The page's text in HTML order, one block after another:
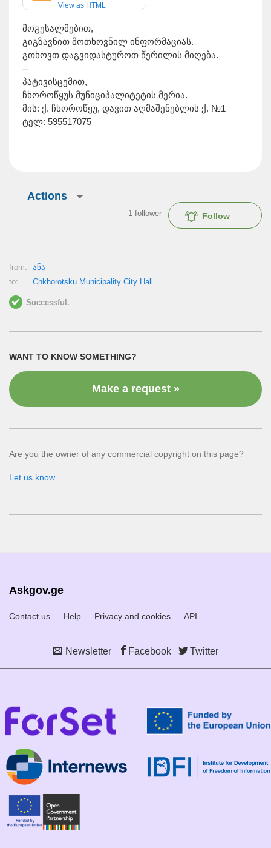
View as HTML
მოგესალმებით,
გიგზავნით მოთხოვნილ ინფორმაციას.
გთხოვთ დაგვიდასტუროთ წერილის მიღება.
--
პატივისცემით,
ჩხოროწყუს მუნიციპალიტეტის მერია.
მის: ქ. ჩხოროწყუ, დავით აღმაშენებლის ქ. №1
ტელ: 595517075
Actions
Follow
1 follower
from:
ანა
to:
Chkhorotsku Municipality City Hall
Successful.
WANT TO KNOW SOMETHING?
Make a request »
Are you the owner of any commercial copyright on this page?
Let us know
Askgov.ge
Contact us Help Privacy and cookies API
Newsletter Facebook Twitter